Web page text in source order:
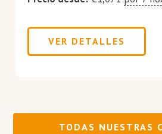
VER DETALLES
TODAS NUESTRAS